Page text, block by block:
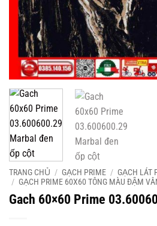
TRANG CHỦ / GẠCH PRIME / GẠCH LÁT
/ GẠCH PRIME 60X60 TÔNG MÀU ĐẬM
Gach 60×60 Prime